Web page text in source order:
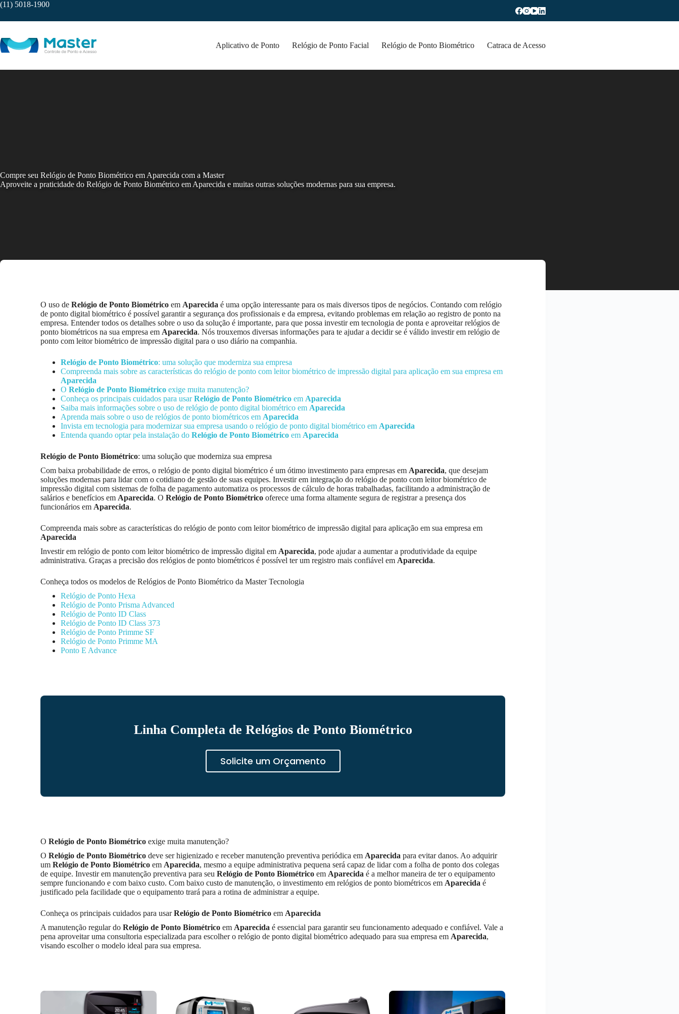
Skip
content
(11) 5018-1900
Aplicativo de Ponto Relógio de Ponto Facial Relógio de Ponto Biométrico Catraca de Acesso
Compre seu Relógio de Ponto Biométrico em Aparecida com a Master
Aproveite a praticidade do Relógio de Ponto Biométrico em Aparecida e muitas outras soluções modernas para sua empresa.
O uso de Relógio de Ponto Biométrico em Aparecida é uma opção interessante para os mais diversos tipos de negócios. Contando com relógio
de ponto digital biométrico é possível garantir a segurança dos profissionais e da empresa, evitando problemas em relação ao registro de ponto na
empresa. Entender todos os detalhes sobre o uso da solução é importante, para que possa investir em tecnologia de ponta e aproveitar relógios de
ponto biométricos na sua empresa em Aparecida. Nós trouxemos diversas informações para te ajudar a decidir se é válido investir em relógio de
ponto com leitor biométrico de impressão digital para o uso diário na companhia.
Relógio de Ponto Biométrico: uma solução que moderniza sua empresa
Compreenda mais sobre as características do relógio de ponto com leitor biométrico de impressão digital para aplicação em sua empresa em
Aparecida
O Relógio de Ponto Biométrico exige muita manutenção?
Conheça os principais cuidados para usarRelógio de Ponto Biométrico em Aparecida
Saiba mais informações sobre o uso de relógio de ponto digital biométrico em Aparecida
Aprenda mais sobre o uso de relógios de ponto biométricos em Aparecida
Invista em tecnologia para modernizar sua empresa usando o relógio de ponto digital biométrico em Aparecida
Entenda quando optar pela instalação do Relógio de Ponto Biométrico em Aparecida
Relógio de Ponto Biométrico: uma solução que moderniza sua empresa
Com baixa probabilidade de erros, o relógio de ponto digital biométrico é um ótimo investimento para empresas em Aparecida, que desejam
soluções modernas para lidar com o cotidiano de gestão de suas equipes. Investir em integração do relógio de ponto com leitor biométrico de
impressão digital com sistemas de folha de pagamento automatiza os processos de cálculo de horas trabalhadas, facilitando a administração de
salários e benefícios em Aparecida. O Relógio de Ponto Biométrico oferece uma forma altamente segura de registrar a presença dos
funcionários em Aparecida.
Compreenda mais sobre as características do relógio de ponto com leitor biométrico de impressão digital para aplicação em sua empresa em
Aparecida
Investir em relógio de ponto com leitor biométrico de impressão digital em Aparecida, pode ajudar a aumentar a produtividade da equipe
administrativa. Graças a precisão dos relógios de ponto biométricos é possível ter um registro mais confiável em Aparecida.
Conheça todos os modelos de Relógios de Ponto Biométrico da Master Tecnologia
Relógio de Ponto Hexa
Relógio de Ponto Prisma Advanced
Relógio de Ponto ID Class
Relógio de Ponto ID Class 373
Relógio de Ponto Primme SF
Relógio de Ponto Primme MA
Ponto E Advance
Linha Completa de Relógios de Ponto Biométrico
Solicite um Orçamento
O Relógio de Ponto Biométrico exige muita manutenção?
O Relógio de Ponto Biométrico deve ser higienizado e receber manutenção preventiva periódica em Aparecida para evitar danos. Ao adquirir
um Relógio de Ponto Biométrico em Aparecida, mesmo a equipe administrativa pequena será capaz de lidar com a folha de ponto dos colegas
de equipe. Investir em manutenção preventiva para seu Relógio de Ponto Biométrico em Aparecida é a melhor maneira de ter o equipamento
sempre funcionando e com baixo custo. Com baixo custo de manutenção, o investimento em relógios de ponto biométricos em Aparecida é
justificado pela facilidade que o equipamento trará para a rotina de administrar a equipe.
Conheça os principais cuidados para usarRelógio de Ponto Biométrico em Aparecida
A manutenção regular do Relógio de Ponto Biométrico em Aparecida é essencial para garantir seu funcionamento adequado e confiável. Vale a
pena aproveitar uma consultoria especializada para escolher o relógio de ponto digital biométrico adequado para sua empresa em Aparecida,
visando escolher o modelo ideal para sua empresa.